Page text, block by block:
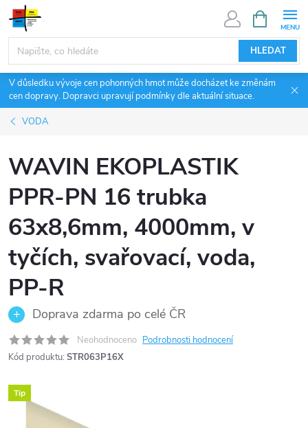
Přejít
obsah
HLEDAT
NÁKUPNÍ
KOŠÍK
V důsledku vývoje cen pohonných hmot může docházet ke změnám
cen dopravy. Dopravci upravují podmínky dle aktuální situace.
VODA
WAVIN EKOPLASTIK
PPR-PN 16 trubka
63x8,6mm, 4000mm, v
tyčích, svařovací, voda,
PP-R
Doprava zdarma po celé ČR
Neohodnoceno Podrobnosti hodnocení
Kód produktu: STR063P16X
Tip